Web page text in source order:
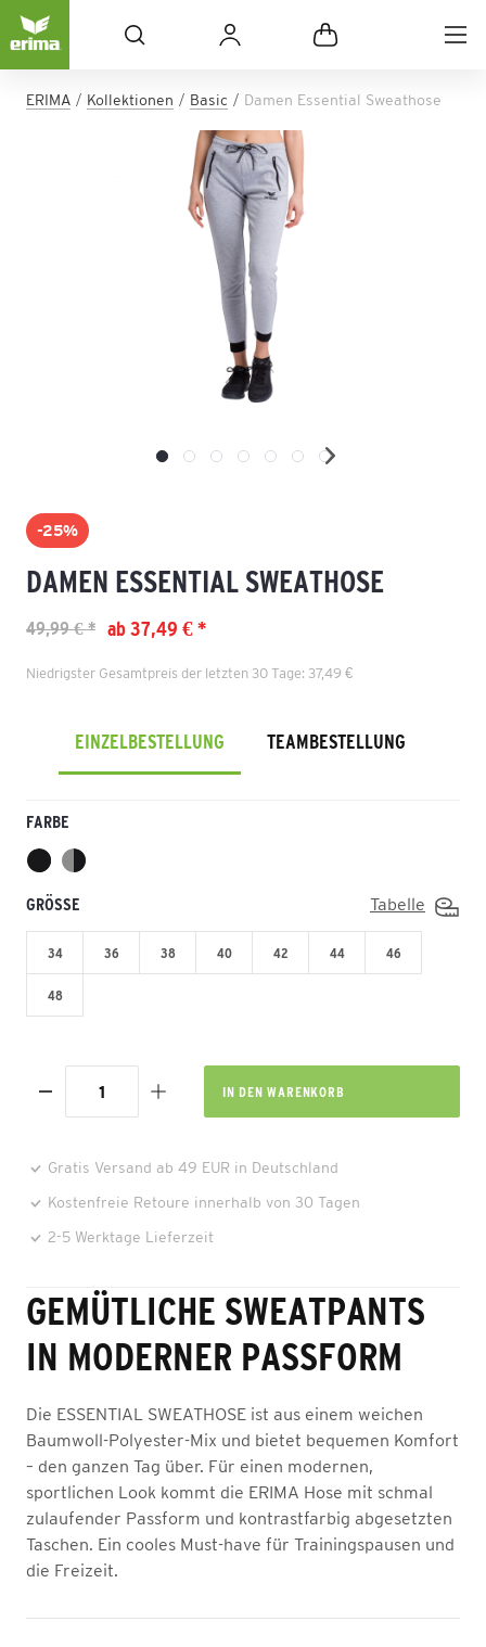
ERIMA Kollektionen Basic Damen Essential Sweathose
-25%
DAMEN ESSENTIAL SWEATHOSE
ab 37,49 € *
49,99 € *
Niedrigster Gesamtpreis der letzten 30 Tage: 37,49 €
EINZELBESTELLUNG TEAMBESTELLUNG
FARBE
GRÖSSE Tabelle
34 36 38 40 42 44 46
48
IN DEN WARENKORB
Gratis Versand ab 49 EUR in Deutschland
Kostenfreie Retoure innerhalb von 30 Tagen
2-5 Werktage Lieferzeit
GEMÜTLICHE SWEATPANTS
IN MODERNER PASSFORM
Die ESSENTIAL SWEATHOSE ist aus einem weichen
Baumwoll-Polyester-Mix und bietet bequemen Komfort
– den ganzen Tag über. Für einen modernen,
sportlichen Look kommt die ERIMA Hose mit schmal
zulaufender Passform und kontrastfarbig abgesetzten
Taschen. Ein cooles Must-have für Trainingspausen und
die Freizeit.